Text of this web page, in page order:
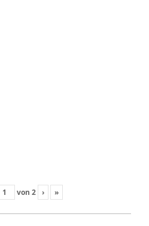
von 2 › »